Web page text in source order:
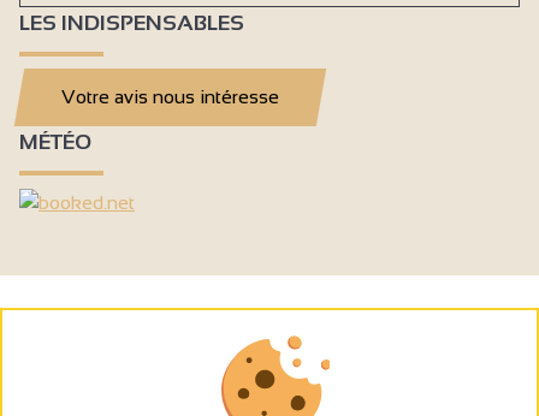
LES INDISPENSABLES
Votre avis nous intéresse
MÉTÉO